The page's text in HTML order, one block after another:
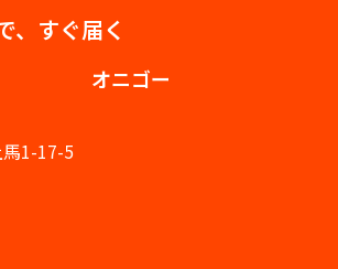
、すぐ届く
オニゴー
1-17-5